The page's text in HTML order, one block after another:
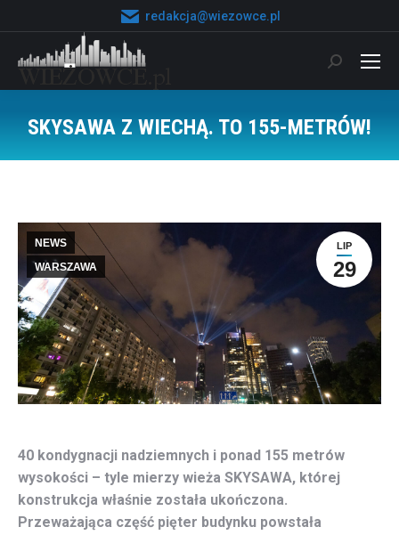
redakcja@wiezowce.pl
Szukaj:
SKYSAWA Z WIECHĄ. TO 155-METRÓW!
LIP
29
NEWS
WARSZAWA
40 kondygnacji nadziemnych i ponad 155 metrów
wysokości – tyle mierzy wieża SKYSAWA, której
konstrukcja właśnie została ukończona.
Przeważająca część pięter budynku powstała